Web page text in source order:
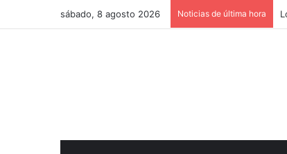
sábado, 8 agosto 2026 Noticias de última hora